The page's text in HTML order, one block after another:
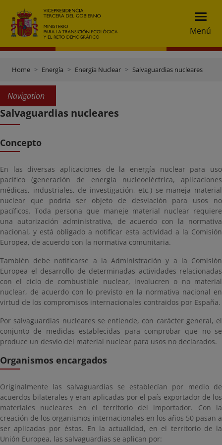
Menú
Home Energía Energía Nuclear Salvaguardias nucleares
Navigation
Salvaguardias nucleares
Concepto
En las diversas aplicaciones de la energía nuclear para uso
pacífico (generación de energía nucleoeléctrica, aplicaciones
médicas, industriales, de investigación, etc,) se maneja material
nuclear que podría ser objeto de desviación para usos no
pacíficos. Toda persona que maneje material nuclear requiere
una autorización administrativa, de acuerdo con la normativa
nacional, y está obligado a notificar esta actividad a la Comisión
Europea, de acuerdo con la normativa comunitaria.
También debe notificarse a la Administración y a la Comisión
Europea el desarrollo de determinadas actividades relacionadas
con el ciclo de combustible nuclear, involucren o no material
nuclear, de acuerdo con lo previsto en la normativa nacional en
virtud de los compromisos internacionales contraidos por España.
Por salvaguardias nucleares se entiende, con carácter general, el
conjunto de medidas establecidas para comprobar que no se
produce un desvío del material nuclear para usos no declarados.
Organismos encargados
Originalmente las salvaguardias se establecían por medio de
acuerdos bilaterales y eran aplicadas por el país exportador de los
materiales nucleares en el territorio del importador. Con la
creación de los organismos internacionales en los años 50 pasan a
ser aplicadas por éstos. En la actualidad, en el territorio de la
Unión Europea, las salvaguardias se aplican por: